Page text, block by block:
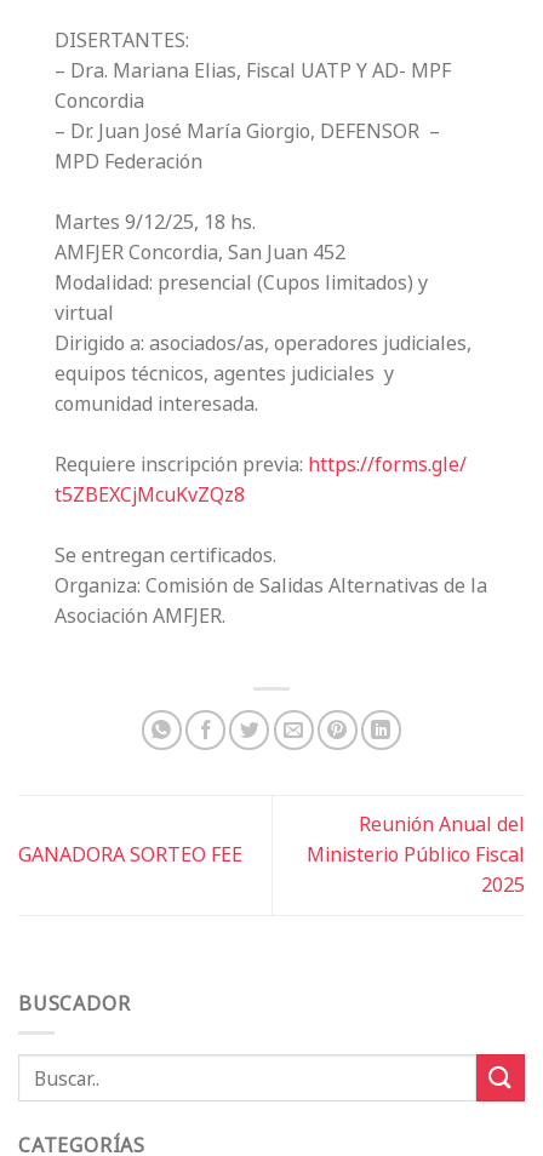
BUSCADOR
CATEGORÍAS
DISERTANTES:
– Dra. Mariana Elias, Fiscal UATP Y AD- MPF
Concordia
– Dr. Juan José María Giorgio, DEFENSOR –
MPD Federación
Martes 9/12/25, 18 hs.
AMFJER Concordia, San Juan 452
Modalidad: presencial (Cupos limitados) y
virtual
Dirigido a: asociados/as, operadores judiciales,
equipos técnicos, agentes judiciales y
comunidad interesada.
Requiere inscripción previa: https://forms.gle/
t5ZBEXCjMcuKvZQz8
Se entregan certificados.
Organiza: Comisión de Salidas Alternativas de la
Asociación AMFJER.
GANADORA SORTEO FEE
Reunión Anual del
Ministerio Público Fiscal
2025